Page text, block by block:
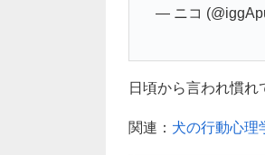
— ニコ
日頃から言われ慣れ
関連： 犬の行動心理